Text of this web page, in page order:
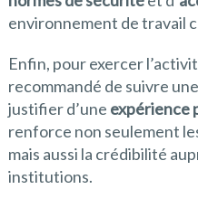
environnement de travail
Enfin, pour exercer
recommandé de suivre une
justifier d’une expérience
renforce non seulement
mais aussi la crédibilité
institutions.